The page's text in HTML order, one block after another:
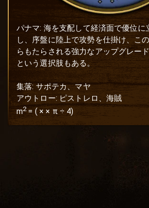
パナマ: 海を支配して経済面で優位に
し、序盤に陸上で攻勢を仕掛け、こ
らもたらされる強力なアップグレー
という選択肢もある。
集落: サポテカ、マヤ
アウトロー: ピストレロ、海賊
m2=(× × π ÷ 4)